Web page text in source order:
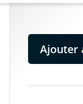
Ajouter